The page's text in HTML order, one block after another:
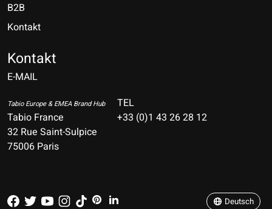
B2B
Kontakt
Kontakt
E-MAIL
Tabio Europe & EMEA Brand Hub
Tabio France
32 Rue Saint-Sulpice
75006 Paris
TEL
+33 (0)1 43 26 28 12
Deutsch